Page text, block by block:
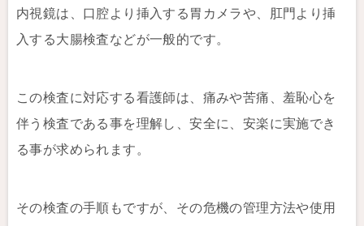
内視鏡は、口腔より挿入する胃カメラや、肛門より挿
入する大腸検査などが一般的です。
この検査に対応する看護師は、痛みや苦痛、羞恥心を
伴う検査である事を理解し、安全に、安楽に実施でき
る事が求められます。
その検査の手順もですが、その危機の管理方法や使用